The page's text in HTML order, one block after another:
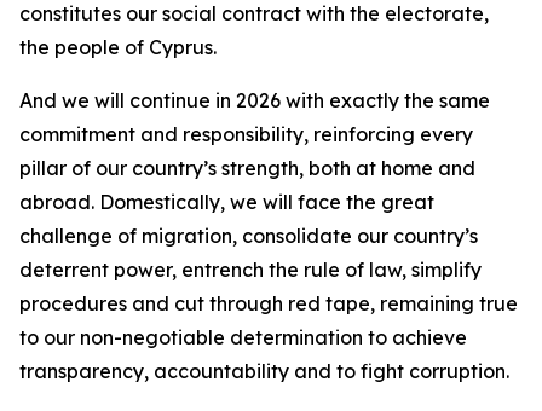
constitutes our social contract with the electorate,
the people of Cyprus.
And we will continue in 2026 with exactly the same
commitment and responsibility, reinforcing every
pillar of our country’s strength, both at home and
abroad. Domestically, we will face the great
challenge of migration, consolidate our country’s
deterrent power, entrench the rule of law, simplify
procedures and cut through red tape, remaining true
to our non-negotiable determination to achieve
transparency, accountability and to fight corruption.